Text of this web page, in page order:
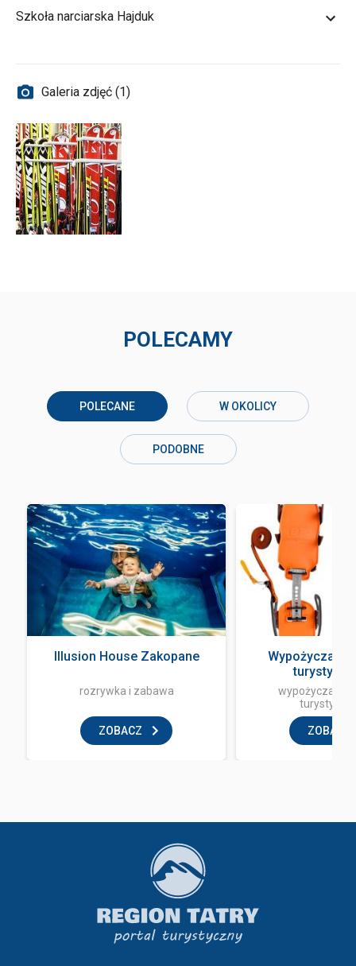
Szkoła narciarska Hajduk
Galeria zdjęć (1)
POLECAMY
POLECANE W OKOLICY
PODOBNE
Illusion House Zakopane
rozrywka i zabawa
ZOBACZ
wypożyczalnia
ZOBACZ